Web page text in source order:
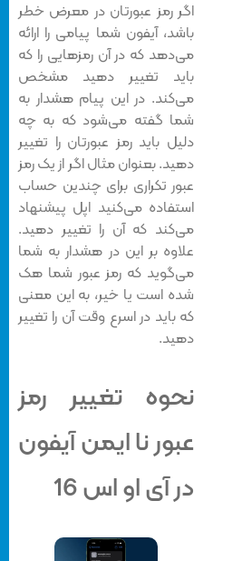
اگر رمز عبورتان در معرض خطر
باشد، آیفون شما پیامی را ارائه
می‌دهد که در آن رمزهایی را که
باید تغییر دهید مشخص
می‌کند. در این پیام هشدار به
شما گفته می‌شود که به چه
دلیل باید رمز عبورتان را تغییر
دهید. بعنوان مثال اگر از یک رمز
عبور تکراری برای چندین حساب
استفاده می‌کنید اپل پیشنهاد
می‌کند که آن را تغییر دهید.
علاوه بر این در هشدار به شما
می‌گوید که رمز عبور شما هک
شده است یا خیر، به این معنی
که باید در اسرع وقت آن را تغییر
دهید.
نحوه تغییر رمز
عبور نا ایمن آیفون
در آی او اس 16